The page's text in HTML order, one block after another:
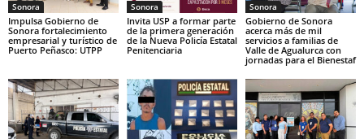
Sonora
Impulsa Gobierno de
Sonora fortalecimiento
empresarial y turístico de
Puerto Peñasco: UTPP
Sonora
Invita USP a formar parte
de la primera generación
de la Nueva Policía Estatal
Penitenciaria
Sonora
Gobierno de Sonora
acerca más de mil
servicios a familias de
Valle de Agualurca con
jornadas para el Bienestaf